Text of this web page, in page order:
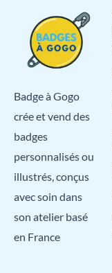
Badge à Gogo
crée et vend des
badges
personnalisés ou
illustrés, conçus
avec soin dans
son atelier basé
en France